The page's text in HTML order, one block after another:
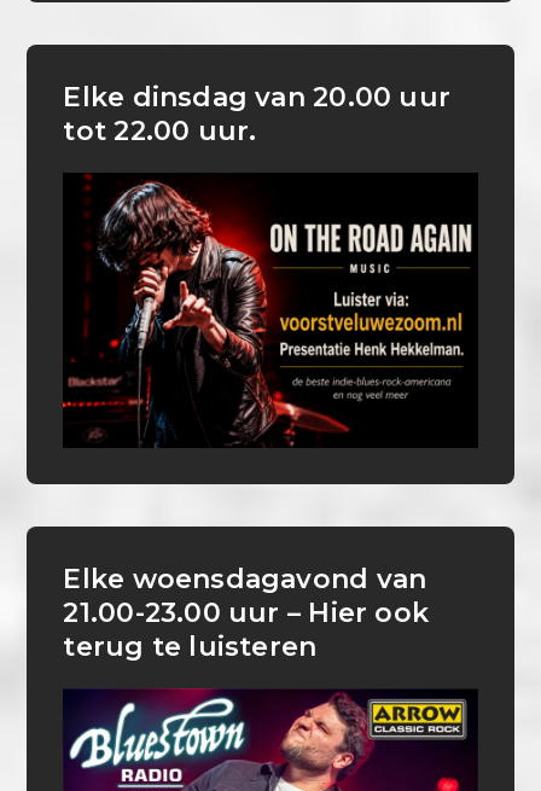
Elke dinsdag van 20.00 uur
tot 22.00 uur.
Elke woensdagavond van
21.00-23.00 uur – Hier ook
terug te luisteren